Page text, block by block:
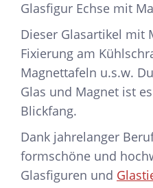
Glasfigur Echse mit
Dieser Glasartikel mit
Fixierung am
Magnettafeln u.s.w.
Glas und Magnet ist
Blickfang.
Dank jahrelanger
formschöne und
Glasfiguren und